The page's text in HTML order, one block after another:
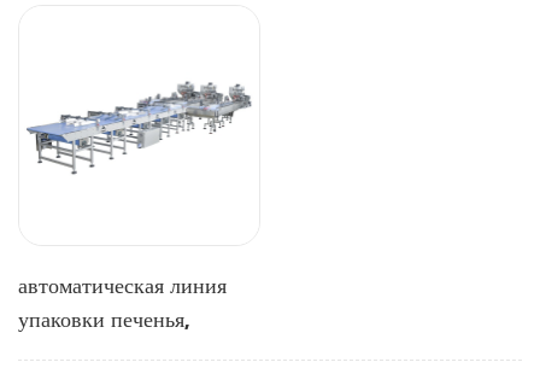
автоматическая линия
упаковки печенья,
печенья, вафельного